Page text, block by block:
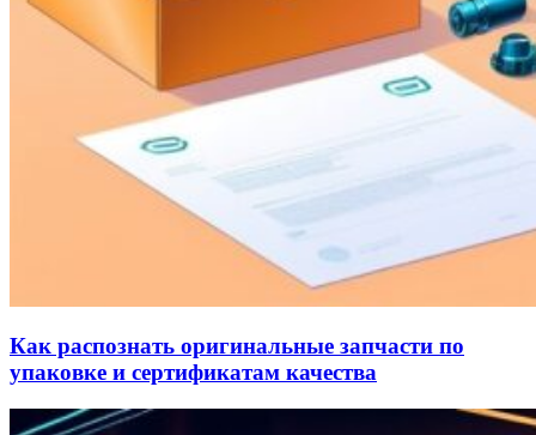
Как распознать оригинальные запчасти по
упаковке и сертификатам качества